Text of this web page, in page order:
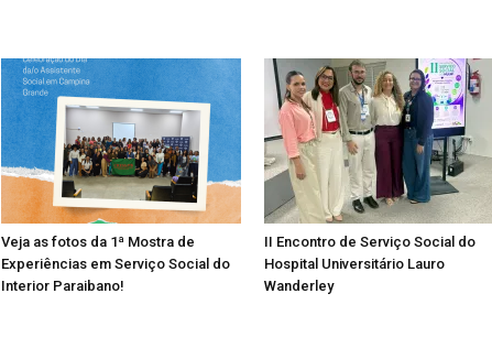
Veja as fotos da 1ª Mostra de
Experiências em Serviço Social do
Interior Paraibano!
II Encontro de Serviço Social do
Hospital Universitário Lauro
Wanderley